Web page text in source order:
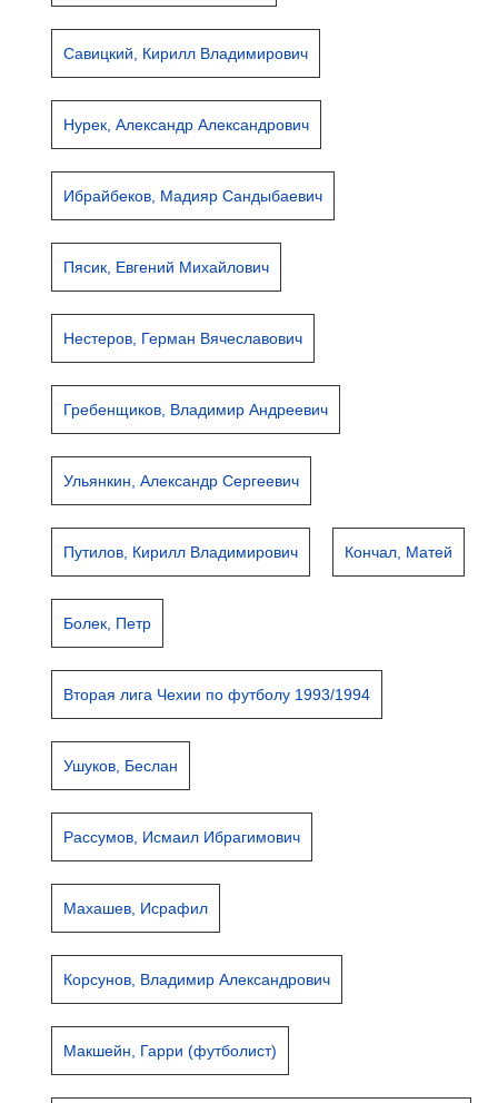
Савицкий, Кирилл Владимирович
Нурек, Александр Александрович
Ибрайбеков, Мадияр Сандыбаевич
Пясик, Евгений Михайлович
Нестеров, Герман Вячеславович
Гребенщиков, Владимир Андреевич
Ульянкин, Александр Сергеевич
Путилов, Кирилл Владимирович Кончал, Матей
Болек, Петр
Вторая лига Чехии по футболу 1993/1994
Ушуков, Беслан
Рассумов, Исмаил Ибрагимович
Махашев, Исрафил
Корсунов, Владимир Александрович
Макшейн, Гарри (футболист)